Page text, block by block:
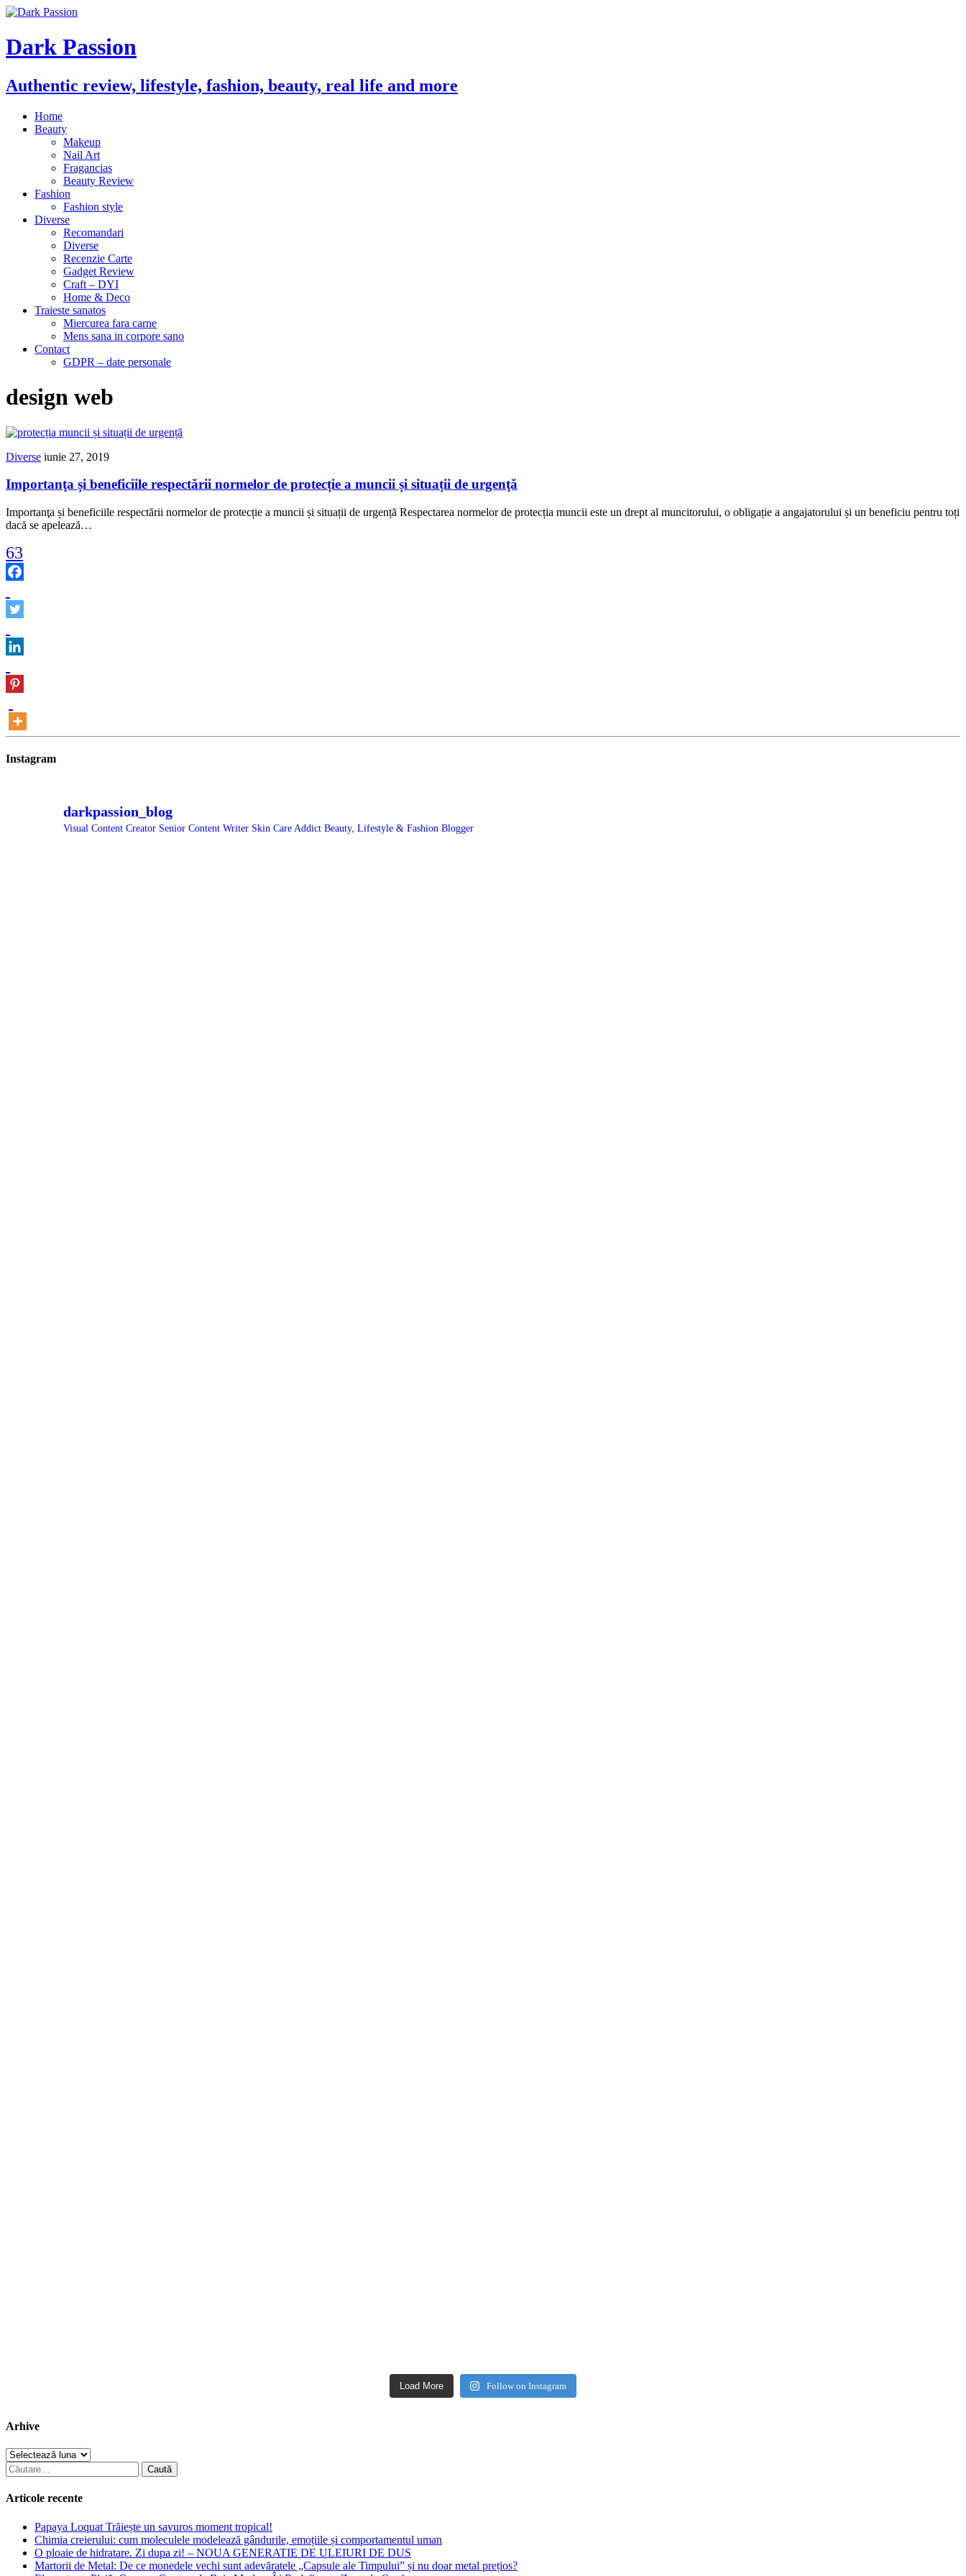
Dark Passion
Authentic review, lifestyle, fashion, beauty, real life and more
Home
Beauty
Makeup
Nail Art
Fragancias
Beauty Review
Fashion
Fashion style
Diverse
Recomandari
Diverse
Recenzie Carte
Gadget Review
Craft – DYI
Home & Deco
Traieste sanatos
Miercurea fara carne
Mens sana in corpore sano
Contact
GDPR – date personale
design web
Diverse iunie 27, 2019
Importanţa și beneficiile respectării normelor de protecție a muncii și situații de urgenţă
Importanţa și beneficiile respectării normelor de protecție a muncii și situații de urgență Respectarea normelor de protecția muncii este un drept al muncitorului, o obligație a angajatorului și un beneficiu pentru toți
dacă se apelează…
63
Instagram
darkpassion_blog
Visual Content Creator Senior Content Writer Skin Care Addict Beauty, Lifestyle & Fashion Blogger
Load More Follow on Instagram
Arhive
Arhive
Caută
după:
Articole recente
Papaya Loquat Trăiește un savuros moment tropical!
Chimia creierului: cum moleculele modelează gândurile, emoțiile și comportamentul uman
O ploaie de hidratare. Zi dupa zi! – NOUA GENERATIE DE ULEIURI DE DUS
Martorii de Metal: De ce monedele vechi sunt adevăratele „Capsule ale Timpului” și nu doar metal prețios?